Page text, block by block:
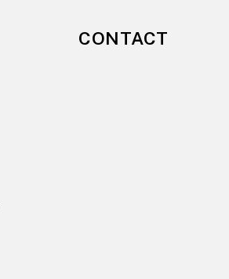
CONTACT